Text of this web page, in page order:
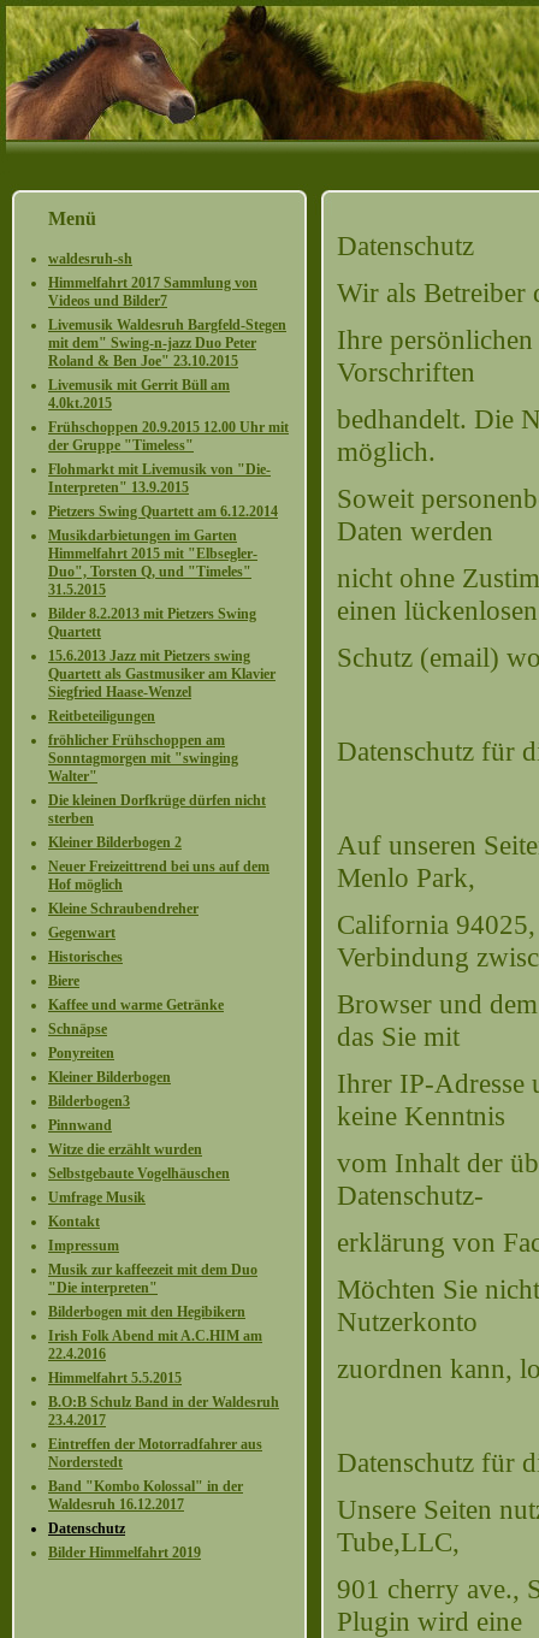
Menü
waldesruh-sh
Himmelfahrt 2017 Sammlung von
Videos und Bilder7
Livemusik Waldesruh Bargfeld-Stegen
mit dem" Swing-n-jazz Duo Peter
Roland & Ben Joe" 23.10.2015
Livemusik mit Gerrit Büll am
4.0kt.2015
Frühschoppen 20.9.2015 12.00 Uhr mit
der Gruppe "Timeless"
Flohmarkt mit Livemusik von "Die-
Interpreten" 13.9.2015
Pietzers Swing Quartett am 6.12.2014
Musikdarbietungen im Garten
Himmelfahrt 2015 mit "Elbsegler-
Duo", Torsten Q, und "Timeles"
31.5.2015
Bilder 8.2.2013 mit Pietzers Swing
Quartett
15.6.2013 Jazz mit Pietzers swing
Quartett als Gastmusiker am Klavier
Siegfried Haase-Wenzel
Reitbeteiligungen
fröhlicher Frühschoppen am
Sonntagmorgen mit "swinging
Walter"
Die kleinen Dorfkrüge dürfen nicht
sterben
Kleiner Bilderbogen 2
Neuer Freizeittrend bei uns auf dem
Hof möglich
Kleine Schraubendreher
Gegenwart
Historisches
Biere
Kaffee und warme Getränke
Schnäpse
Ponyreiten
Kleiner Bilderbogen
Bilderbogen3
Pinnwand
Witze die erzählt wurden
Selbstgebaute Vogelhäuschen
Umfrage Musik
Kontakt
Impressum
Musik zur kaffeezeit mit dem Duo
"Die interpreten"
Bilderbogen mit den Hegibikern
Irish Folk Abend mit A.C.HIM am
22.4.2016
Himmelfahrt 5.5.2015
B.O:B Schulz Band in der Waldesruh
23.4.2017
Eintreffen der Motorradfahrer aus
Norderstedt
Band "Kombo Kolossal" in der
Waldesruh 16.12.2017
Datenschutz
Bilder Himmelfahrt 2019
Datenschutz
Wir als Betreiber
Ihre
Vorschriften
bedhandelt. Die
möglich.
Soweit
Daten werden
nicht ohne
einen lückenlosen
Schutz (email)
Datenschutz für
Auf unseren
Menlo Park,
California
Verbindung
Browser und
das Sie mit
Ihrer IP-Adresse
keine Kenntnis
vom Inhalt der
Datenschutz-
erklärung von
Möchten Sie
Nutzerkonto
zuordnen kann,
Datenschutz für
Unsere Seiten
Tube,LLC,
901 cherry ave.,
Plugin wird eine